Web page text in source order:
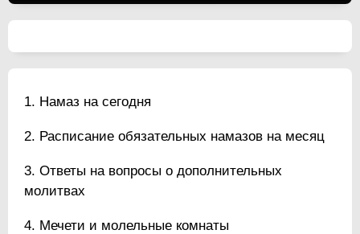
Намаз на сегодня
Расписание обязательных намазов на месяц
Ответы на вопросы о дополнительных
молитвах
Мечети и молельные комнаты